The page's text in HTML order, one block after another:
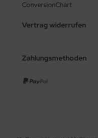
ConversionChart
Vertrag widerrufen
Zahlungsmethoden